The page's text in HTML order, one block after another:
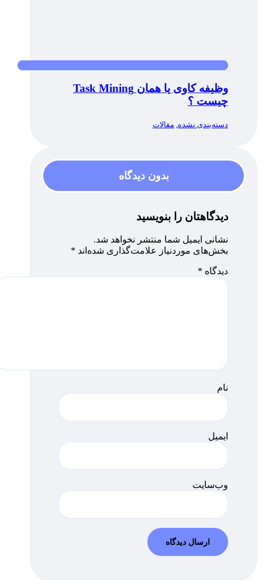
وظیفه کاوی یا همان Task Mining
چیست ؟
دسته‌بندی نشده مقالات
بدون دیدگاه
دیدگاهتان را بنویسید
نشانی ایمیل شما منتشر نخواهد شد.
بخش‌های موردنیاز علامت‌گذاری شده‌اند *
دیدگاه *
نام
ایمیل
وب‌سایت